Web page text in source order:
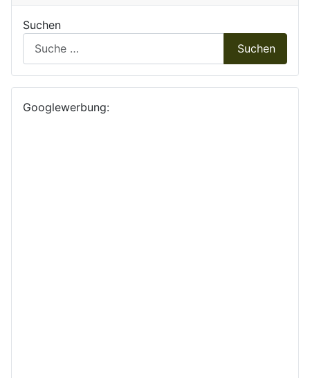
Suchen
Suchen
Googlewerbung: